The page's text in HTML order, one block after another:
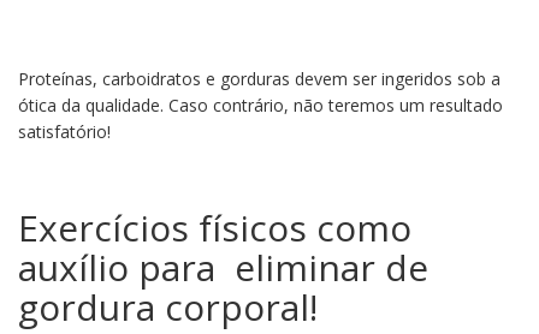
Proteínas, carboidratos e gorduras devem ser ingeridos sob a
ótica da qualidade. Caso contrário, não teremos um resultado
satisfatório!
Exercícios físicos como
auxílio para eliminar de
gordura corporal!